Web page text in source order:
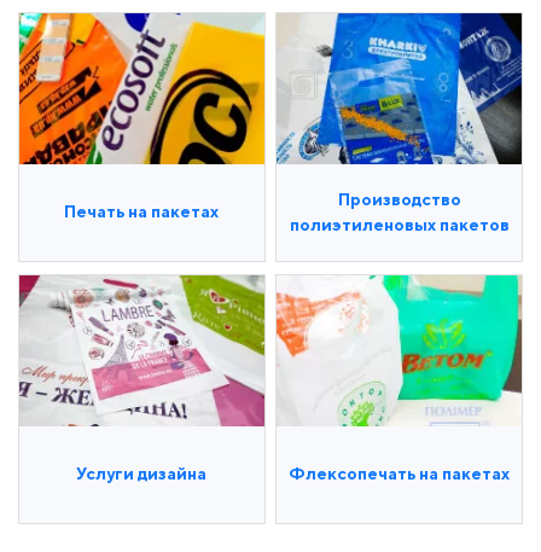
Печать на пакетах
Производство
полиэтиленовых пакетов
Услуги дизайна Флексопечать на пакетах